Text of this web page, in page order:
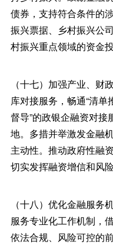
债券，支持符合条件的
振兴票据、乡村振兴公
村振兴重点领域的资金投
（十七）加强产业、财
库对接服务，畅通“清
督导”的政银企融资对
地。多措并举激发金融
主动性。推动政府性融
切实发挥融资增信和风险
（十八）优化金融服务
服务专业化工作机制，
依法合规、风险可控的